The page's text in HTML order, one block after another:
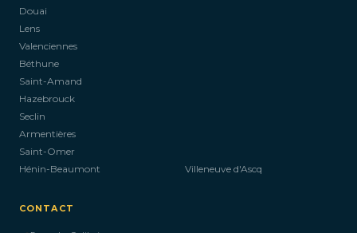
Douai
Lens
Valenciennes
Béthune
Saint-Amand
Hazebrouck
Seclin
Armentières
Saint-Omer
Hénin-Beaumont
Villeneuve d'Ascq
CONTACT